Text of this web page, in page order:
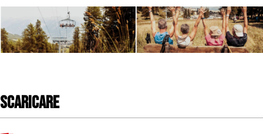
Scaricare